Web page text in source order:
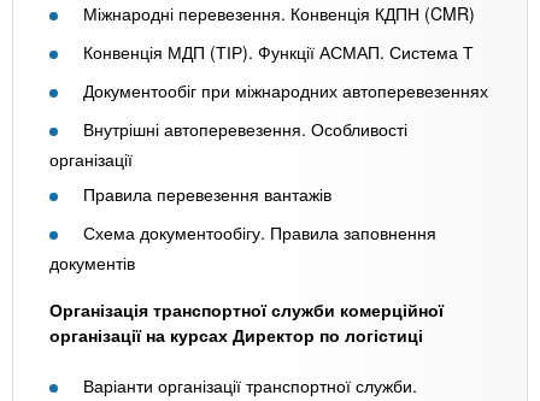
Міжнародні перевезення. Конвенція КДПН (CMR)
Конвенція МДП (ТІР). Функції АСМАП. Система Т
Документообіг при міжнародних автоперевезеннях
Внутрішні автоперевезення. Особливості
організації
Правила перевезення вантажів
Схема документообігу. Правила заповнення
документів
Організація транспортної служби комерційної
організації на курсах Директор по логістиці
Варіанти організації транспортної служби.